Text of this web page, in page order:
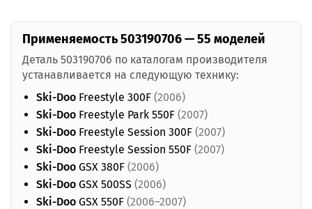
Применяемость 503190706 — 55 моделей
Деталь 503190706 по каталогам производителя
устанавливается на следующую технику:
Ski-Doo Freestyle 300F (2006)
Ski-Doo Freestyle Park 550F (2007)
Ski-Doo Freestyle Session 300F (2007)
Ski-Doo Freestyle Session 550F (2007)
Ski-Doo GSX 380F (2006)
Ski-Doo GSX 500SS (2006)
Ski-Doo GSX 550F (2006–2007)